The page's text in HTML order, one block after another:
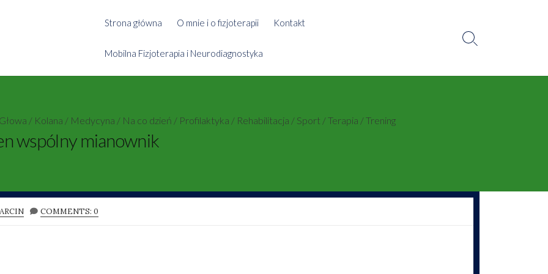
Strona główna O mnie i o fizjoterapii Kontakt
Mobilna Fizjoterapia i Neurodiagnostyka
Search
Głowa / Kolana / Medycyna / Na co dzień / Profilaktyka / Rehabilitacja / Sport /Terapia /Trening
wspólny mianownik
COMMENTS: 0